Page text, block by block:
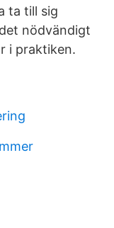
ta till sig
nödvändigt
i praktiken.